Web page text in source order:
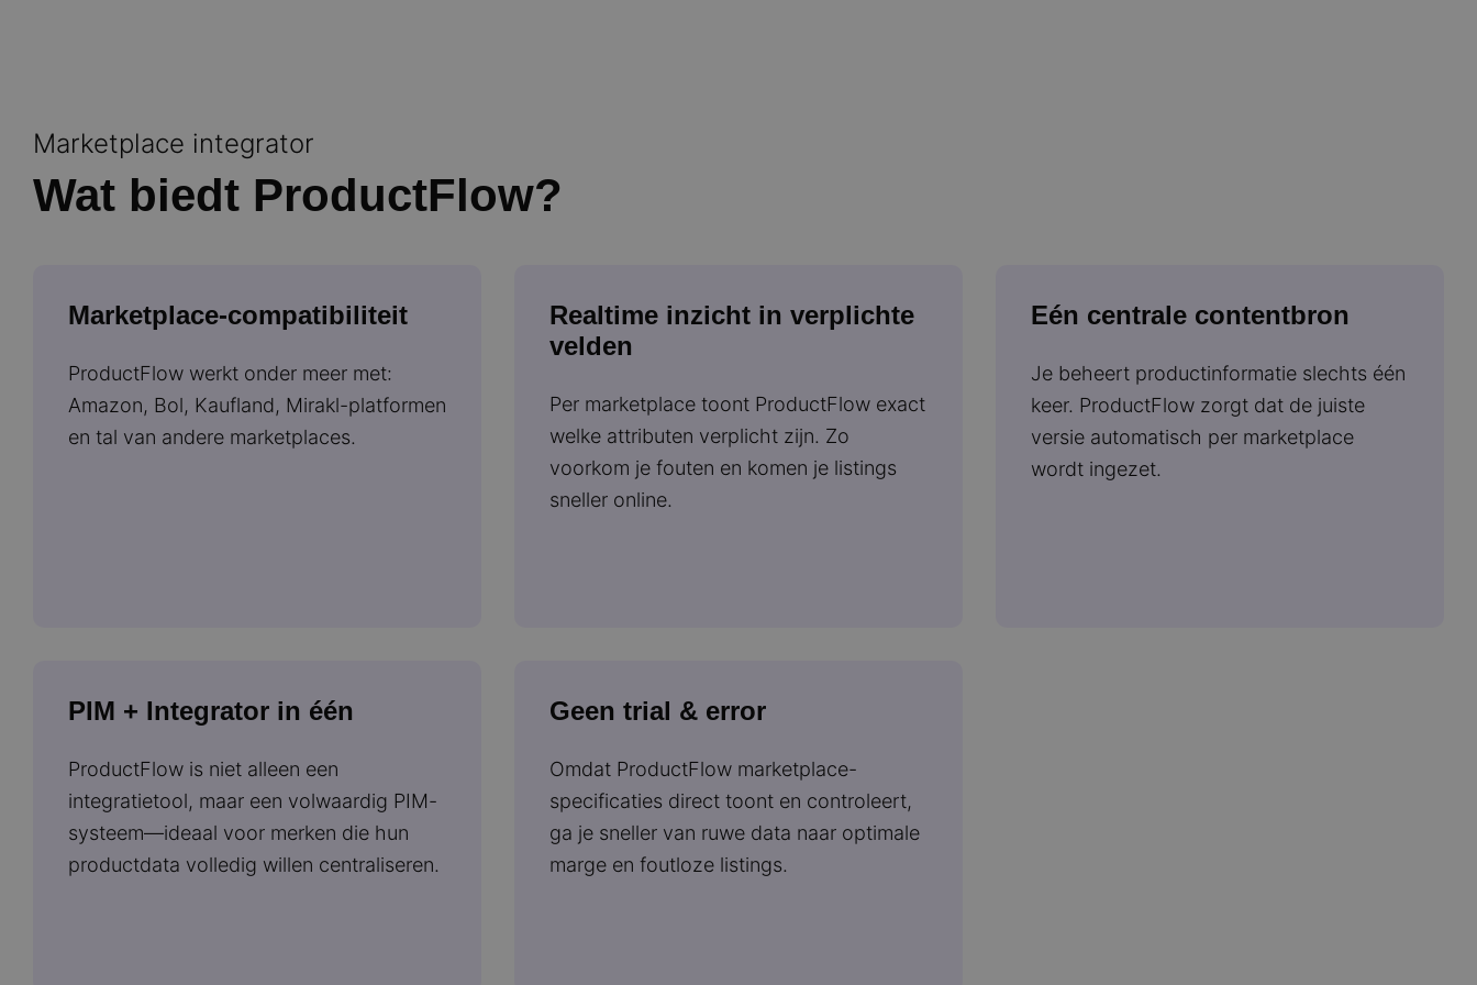
Marketplace integrator
Wat biedt ProductFlow?
Marketplace-compatibiliteit
ProductFlow werkt onder meer met:
Amazon, Bol, Kaufland, Mirakl-platformen
en tal van andere marketplaces.
Realtime inzicht in verplichte
velden
Per marketplace toont ProductFlow exact
welke attributen verplicht zijn. Zo
voorkom je fouten en komen je listings
sneller online.
Eén centrale contentbron
Je beheert productinformatie slechts één
keer. ProductFlow zorgt dat de juiste
versie automatisch per marketplace
wordt ingezet.
PIM + Integrator in één
ProductFlow is niet alleen een
integratietool, maar een volwaardig PIM-
systeem—ideaal voor merken die hun
productdata volledig willen centraliseren.
Geen trial & error
Omdat ProductFlow marketplace-
specificaties direct toont en controleert,
ga je sneller van ruwe data naar optimale
marge en foutloze listings.